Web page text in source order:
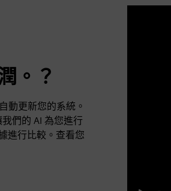
。？
動更新您的系統。
們的 AI 為您進行
進行比較。查看您